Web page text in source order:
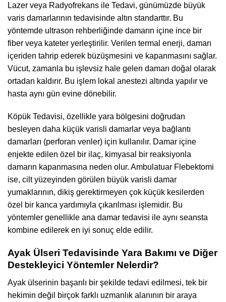
Lazer veya Radyofrekans ile Tedavi, günümüzde büyük
varis damarlarının tedavisinde altın standarttır. Bu
yöntemde ultrason rehberliğinde damarın içine ince bir
fiber veya kateter yerleştirilir. Verilen termal enerji, damarı
içeriden tahrip ederek büzüşmesini ve kapanmasını sağlar.
Vücut, zamanla bu işlevsiz hale gelen damarı doğal olarak
ortadan kaldırır. Bu işlem lokal anestezi altında yapılır ve
hasta aynı gün evine dönebilir.
Köpük Tedavisi, özellikle yara bölgesini doğrudan
besleyen daha küçük varisli damarlar veya bağlantı
damarları (perforan venler) için kullanılır. Damar içine
enjekte edilen özel bir ilaç, kimyasal bir reaksiyonla
damarın kapanmasına neden olur. Ambulatuar Flebektomi
ise, cilt yüzeyinden görülen büyük varisli damar
yumaklarının, dikiş gerektirmeyen çok küçük kesilerden
özel bir kanca yardımıyla çıkarılması işlemidir. Bu
yöntemler genellikle ana damar tedavisi ile aynı seansta
kombine edilerek en iyi sonuç elde edilir.
Ayak Ülseri Tedavisinde Yara Bakımı ve Diğer
Destekleyici Yöntemler Nelerdir?
Ayak ülserinin başarılı bir şekilde tedavi edilmesi, tek bir
hekimin değil birçok farklı uzmanlık alanının bir araya